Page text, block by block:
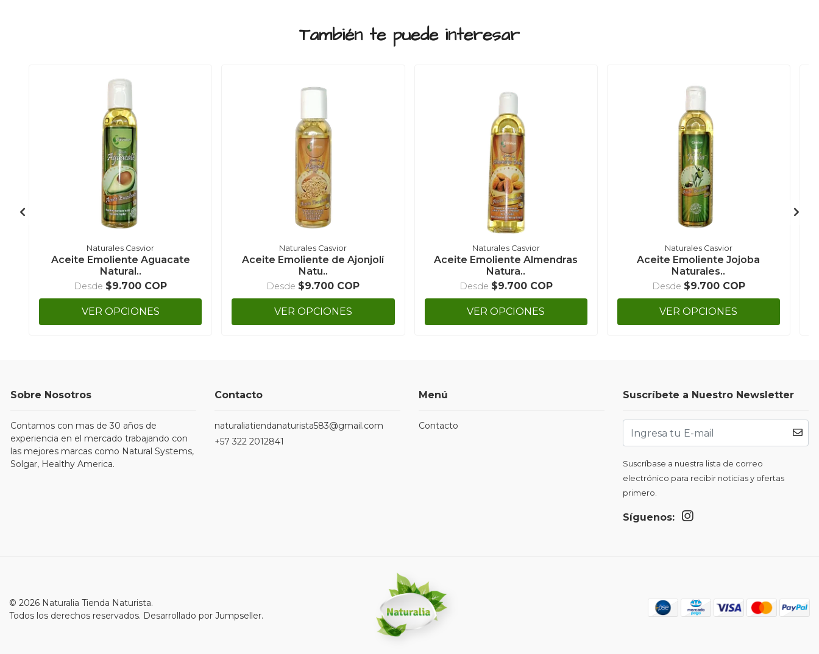
También te puede interesar
Naturales Casvior
Aceite Emoliente Aguacate
Natural..
Desde $9.700 COP
VER OPCIONES
Naturales Casvior
Aceite Emoliente de Ajonjolí
Natu..
Desde $9.700 COP
VER OPCIONES
Naturales Casvior
Aceite Emoliente Almendras
Natura..
Desde $9.700 COP
VER OPCIONES
Naturales Casvior
Aceite Emoliente Jojoba
Naturales..
Desde $9.700 COP
VER OPCIONES
Sobre Nosotros
Contamos con mas de 30 años de
experiencia en el mercado trabajando con
las mejores marcas como Natural Systems,
Solgar, Healthy America.
Contacto
naturaliatiendanaturista583@gmail.com
+57 322 2012841
Menú
Contacto
Suscríbete a Nuestro Newsletter
Suscríbase a nuestra lista de correo
electrónico para recibir noticias y ofertas
primero.
Síguenos:
© 2026 Naturalia Tienda Naturista.
Todos los derechos reservados. Desarrollado por Jumpseller.